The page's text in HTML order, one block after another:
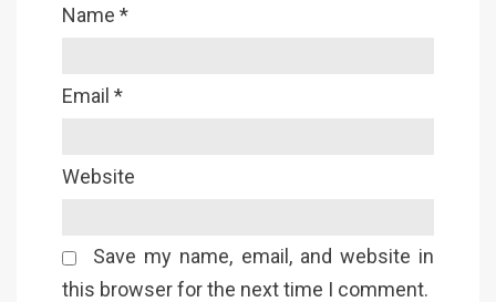
Name *
Email *
Website
Save my name, email, and website in
this browser for the next time I comment.